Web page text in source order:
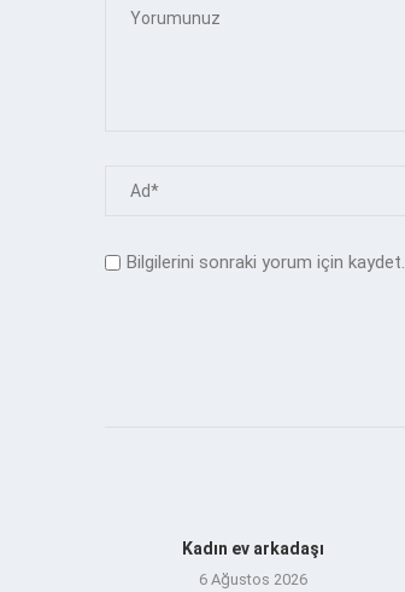
Bilgilerini sonraki yorum için kaydet.
Kadın ev arkadaşı
6 Ağustos 2026